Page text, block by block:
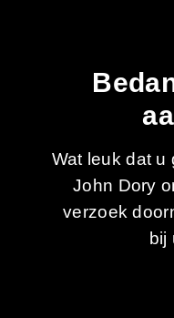
Wat leuk dat u
John Dory
verzoek
bij